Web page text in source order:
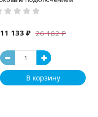
26 182 ₽
11 133 ₽
В корзину